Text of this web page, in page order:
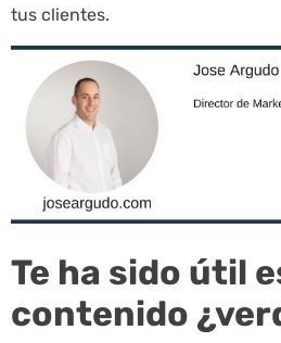
tus clientes.
Te ha sido útil
contenido